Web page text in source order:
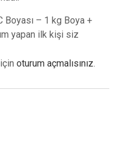
Boyası – 1 kg Boya +
yapan ilk kişi siz
oturum açmalısınız.